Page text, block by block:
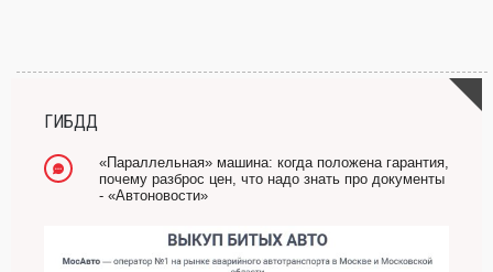
ГИБДД
«Параллельная» машина: когда положена гарантия,
почему разброс цен, что надо знать про документы
- «Автоновости»